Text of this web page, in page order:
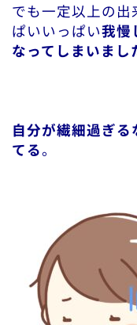
でも一定以上の出
ぱいいっぱい我慢
なってしまいまし
自分が繊細過ぎ
てる。